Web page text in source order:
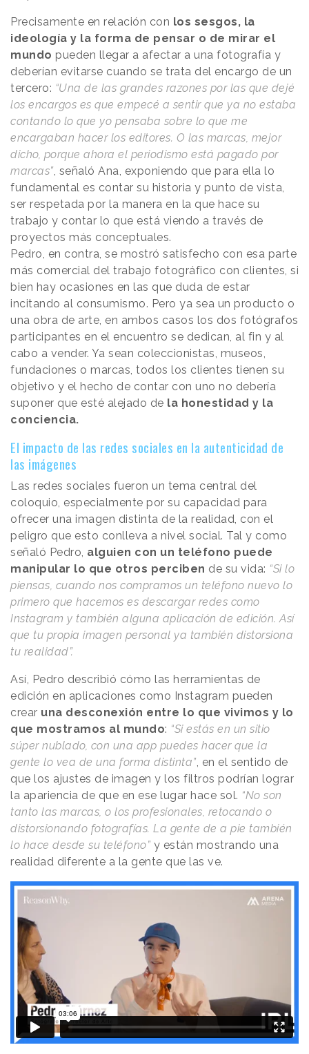
Precisamente en relación con los sesgos, la
ideología y la forma de pensar o de mirar el
mundo pueden llegar a afectar a una fotografía y
deberían evitarse cuando se trata del encargo de un
tercero: “Una de las grandes razones por las que dejé
los encargos es que empecé a sentir que ya no estaba
contando lo que yo pensaba sobre lo que me
encargaban hacer los editores. O las marcas, mejor
dicho, porque ahora el periodismo está pagado por
marcas”, señaló Ana, exponiendo que para ella lo
fundamental es contar su historia y punto de vista,
ser respetada por la manera en la que hace su
trabajo y contar lo que está viendo a través de
proyectos más conceptuales.
Pedro, en contra, se mostró satisfecho con esa parte
más comercial del trabajo fotográfico con clientes, si
bien hay ocasiones en las que duda de estar
incitando al consumismo. Pero ya sea un producto o
una obra de arte, en ambos casos los dos fotógrafos
participantes en el encuentro se dedican, al fin y al
cabo a vender. Ya sean coleccionistas, museos,
fundaciones o marcas, todos los clientes tienen su
objetivo y el hecho de contar con uno no debería
suponer que esté alejado de la honestidad y la
conciencia.
El impacto de las redes sociales en la autenticidad de
las imágenes
Las redes sociales fueron un tema central del
coloquio, especialmente por su capacidad para
ofrecer una imagen distinta de la realidad, con el
peligro que esto conlleva a nivel social. Tal y como
señaló Pedro, alguien con un teléfono puede
manipular lo que otros perciben de su vida: “Si lo
piensas, cuando nos compramos un teléfono nuevo lo
primero que hacemos es descargar redes como
Instagram y también alguna aplicación de edición. Así
que tu propia imagen personal ya también distorsiona
tu realidad”.
Así, Pedro describió cómo las herramientas de
edición en aplicaciones como Instagram pueden
crear una desconexión entre lo que vivimos y lo
que mostramos al mundo: “Si estás en un sitio
súper nublado, con una app puedes hacer que la
gente lo vea de una forma distinta”, en el sentido de
que los ajustes de imagen y los filtros podrían lograr
la apariencia de que en ese lugar hace sol. “No son
tanto las marcas, o los profesionales, retocando o
distorsionando fotografías. La gente de a pie también
lo hace desde su teléfono” y están mostrando una
realidad diferente a la gente que las ve.